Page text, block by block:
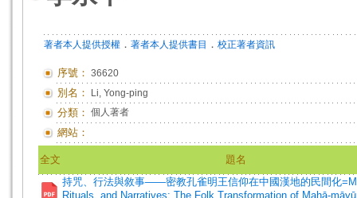
著者本人提供授權 ． 著者本人提供書目 ． 校正著者資訊
序號： 36620
別名： Li, Yong-ping
分類： 個人著者
網站：
全文
題名
持咒、行法與敘事——密教孔雀明王信仰在中國漢地的民間化
Rituals, and Narratives: The Folk Transformation of Mahā-